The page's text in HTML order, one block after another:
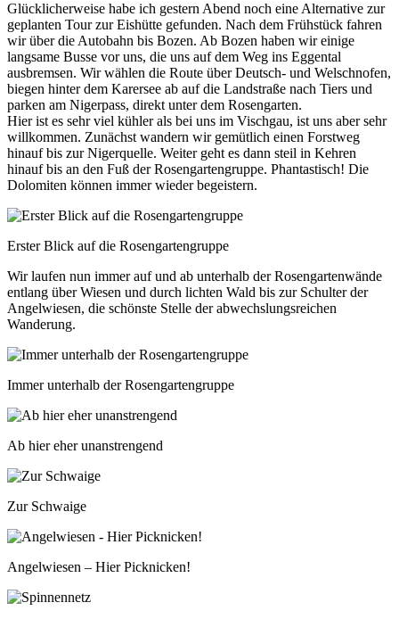
Glücklicherweise habe ich gestern Abend noch eine Alternative zur
geplanten Tour zur Eishütte gefunden. Nach dem Frühstück fahren
wir über die Autobahn bis Bozen. Ab Bozen haben wir einige
langsame Busse vor uns, die uns auf dem Weg ins Eggental
ausbremsen. Wir wählen die Route über Deutsch- und Welschnofen,
biegen hinter dem Karersee ab auf die Landstraße nach Tiers und
parken am Nigerpass, direkt unter dem Rosengarten.
Hier ist es sehr viel kühler als bei uns im Vischgau, ist uns aber sehr
willkommen. Zunächst wandern wir gemütlich einen Forstweg
hinauf bis zur Nigerquelle. Weiter geht es dann steil in Kehren
hinauf bis an den Fuß der Rosengartengruppe. Phantastisch! Die
Dolomiten können immer wieder begeistern.
Erster Blick auf die Rosengartengruppe
Wir laufen nun immer auf und ab unterhalb der Rosengartenwände
entlang über Wiesen und durch lichten Wald bis zur Schulter der
Angelwiesen, die schönste Stelle der abwechslungsreichen
Wanderung.
Immer unterhalb der Rosengartengruppe
Ab hier eher unanstrengend
Zur Schwaige
Angelwiesen – Hier Picknicken!